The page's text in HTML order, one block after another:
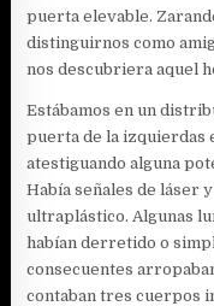
puerta elevable.
distinguirnos como
nos descubriera aquel
Estábamos en un
puerta de la izquierdas
atestiguando alguna
Había señales de láser
ultraplástico. Algunas
habían derretido o
consecuentes
contaban tres cuerpos